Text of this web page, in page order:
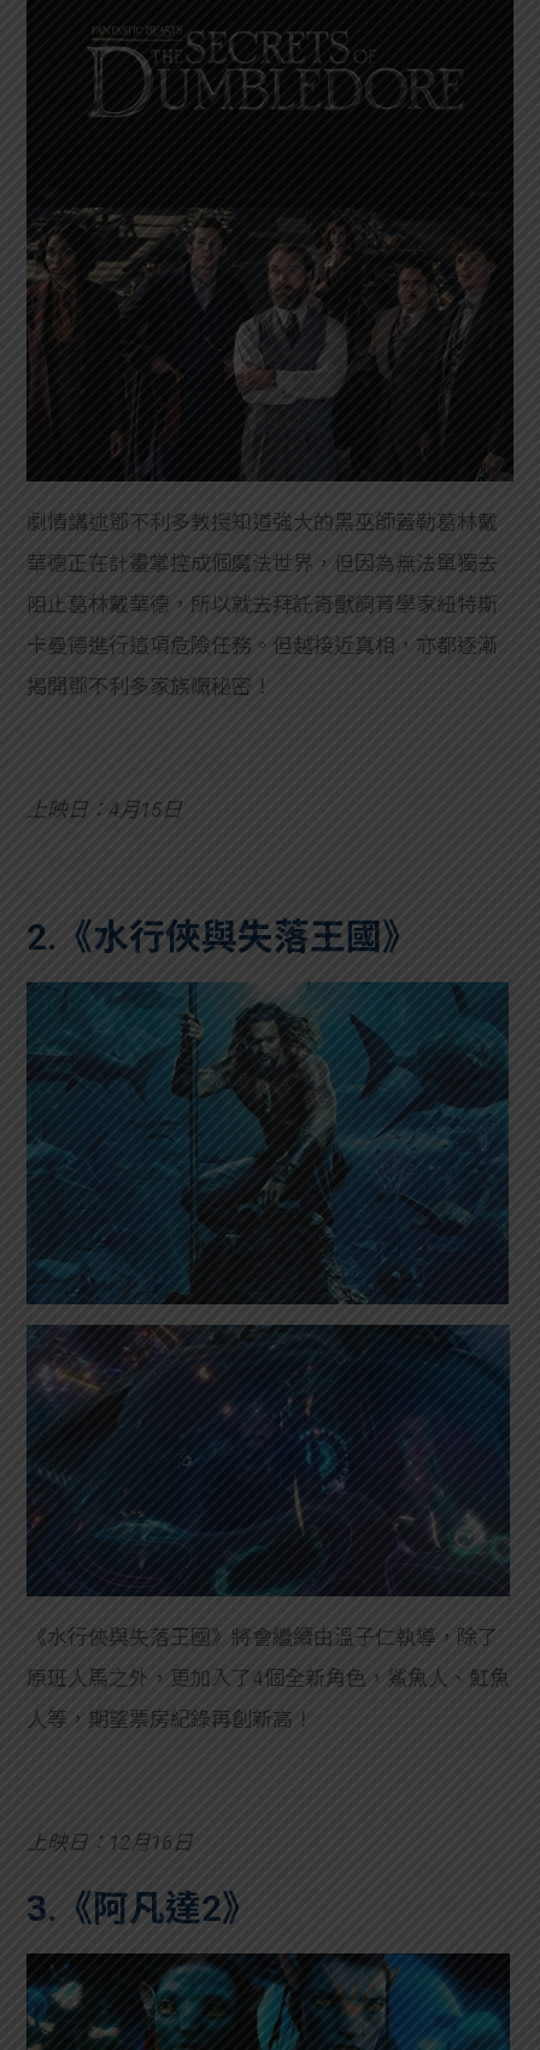
劇情講述鄧不利多教授知道強大的黑巫師蓋勒葛林戴
華德正在計畫掌控成個魔法世界，但因為無法單獨去
阻止葛林戴華德，所以就去拜託奇獸飼育學家紐特斯
卡曼德進行這項危險任務。但越接近真相，亦都逐漸
揭開鄧不利多家族嘅秘密！
上映日：4月15日
2.《水行俠與失落王國》
《水行俠與失落王國》將會繼續由溫子仁執導，除了
原班人馬之外，更加入了4個全新角色，鯊魚人、魟魚
人等，期望票房紀錄再創新高！
上映日：12月16日
3.《阿凡達2》